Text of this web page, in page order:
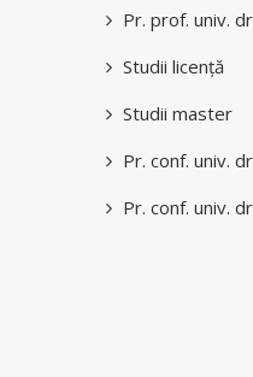
Pr. prof. univ.
Studii licenţă
Studii master
Pr. conf. univ.
Pr. conf. univ.